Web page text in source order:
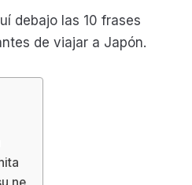
debajo las 10 frases
de viajar a Japón.